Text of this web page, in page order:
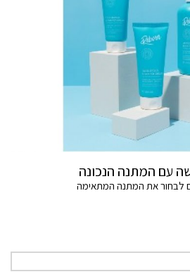
עם המתנה הנכונה
לבחור את המתנה המתאימה